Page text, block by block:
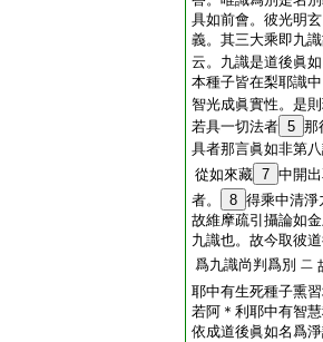
具如前會。彼光明
義。其三大乘即九
云。九識是道後眞
本種子皆在梨耶識
智光成眞實性。是
若具一切法者 5 那
具者那言眞如非第
從如來藏 7 中開
者。
8 得乘中清淨
故維摩疏引攝論如
九識也。故今取彼
爲九識尚判爲別
二
耶中有生死種子熏
若阿＊利耶中有智
依成道後眞如名爲